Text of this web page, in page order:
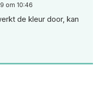
om 10:46
de kleur door, kan